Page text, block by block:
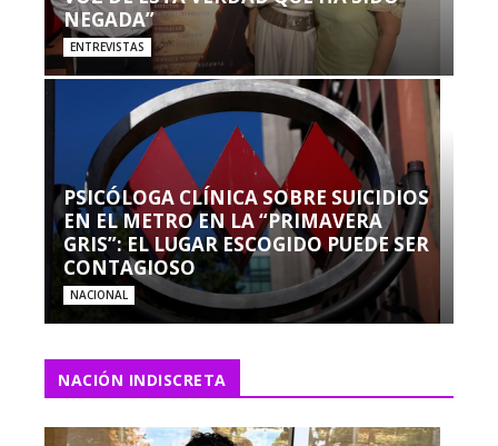
NEGADA”
ENTREVISTAS
PSICÓLOGA CLÍNICA SOBRE SUICIDIOS
EN EL METRO EN LA “PRIMAVERA
GRIS”: EL LUGAR ESCOGIDO PUEDE SER
CONTAGIOSO
NACIONAL
NACIÓN INDISCRETA